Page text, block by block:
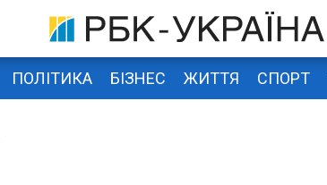
ПОЛІТИКА БІЗНЕС ЖИТТЯ СПОРТ